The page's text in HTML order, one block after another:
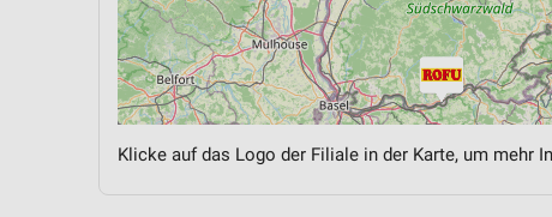
Klicke auf das Logo der Filiale in der Karte, um mehr